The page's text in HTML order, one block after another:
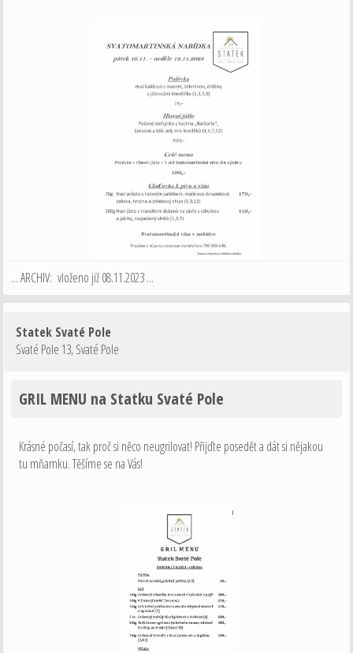
... ARCHIV: vloženo již 08.11.2023 ...
Statek Svaté Pole
Svaté Pole 13,Svaté Pole
GRIL MENU na Statku Svaté Pole
Krásné počasí, tak proč si něco neugrilovat! Přijďte posedět a dát si nějakou
tu mňamku. Těšíme se na Vás!